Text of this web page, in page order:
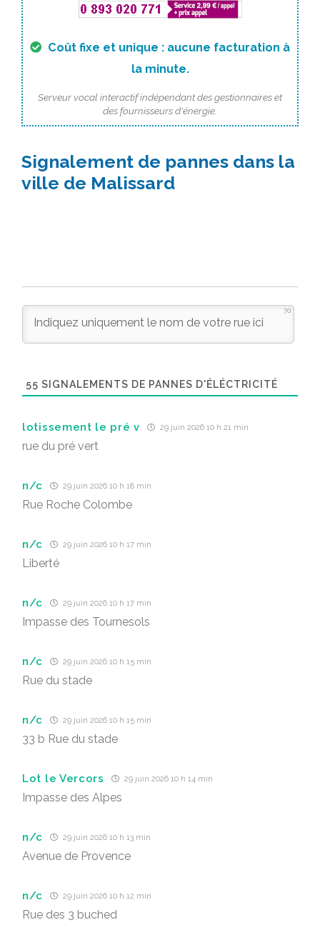
Coût fixe et unique : aucune facturation à
la minute.
Serveur vocal interactif indépendant des gestionnaires et
des fournisseurs d'énergie.
Signalement de pannes dans la
ville de Malissard
70
55 SIGNALEMENTS DE PANNES D'ÉLÉCTRICITÉ
lotissement le pré v 29 juin 2026 10 h 21 min
rue du pré vert
n/c 29 juin 2026 10 h 18 min
Rue Roche Colombe
n/c 29 juin 2026 10 h 17 min
Liberté
n/c 29 juin 2026 10 h 17 min
Impasse des Tournesols
n/c 29 juin 2026 10 h 15 min
Rue du stade
n/c 29 juin 2026 10 h 15 min
33 b Rue du stade
Lot le Vercors 29 juin 2026 10 h 14 min
Impasse des Alpes
n/c 29 juin 2026 10 h 13 min
Avenue de Provence
n/c 29 juin 2026 10 h 12 min
Rue des 3 buched